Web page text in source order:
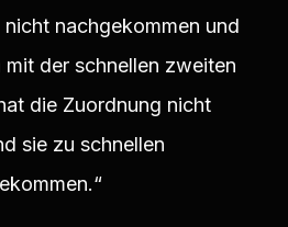
nachgekommen und
der schnellen zweiten
die Zuordnung nicht
sie zu schnellen